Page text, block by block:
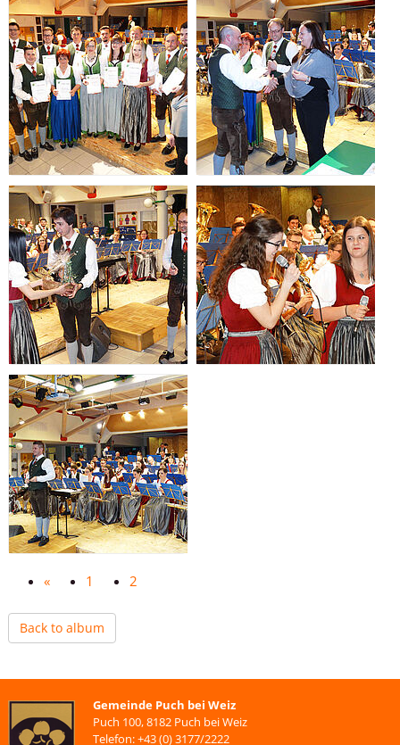
« 1 2
Back to album
Gemeinde Puch bei Weiz
Puch 100, 8182 Puch bei Weiz
Telefon: +43 (0) 3177/2222